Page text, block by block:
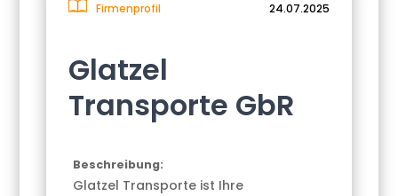
Firmenprofil 24.07.2025
Glatzel
Transporte GbR
Beschreibung:
Glatzel Transporte ist Ihre